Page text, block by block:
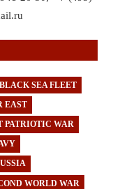
BLACK SEA FLEET
EAST
PATRIOTIC WAR
WORLD WAR